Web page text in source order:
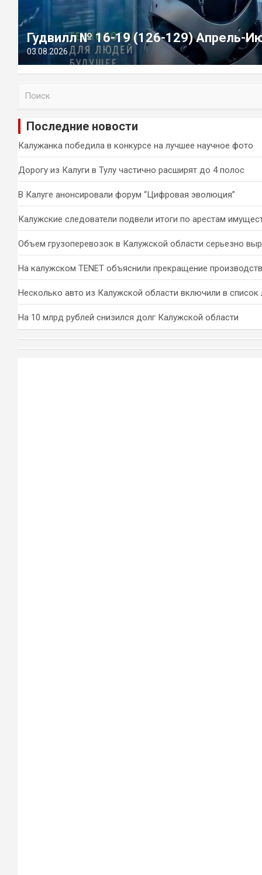
Гудвилл № 16-19 (126-129) Апрель-
03.08.2026
и
Последние новости
Калужанка победила в конкурсе на лучшее научное фото
Дорогу из Калуги в Тулу частично расширят до 4 полос
В Калуге анонсировали форум “Цифровая эволюция”
Калужские следователи подвели итоги по арестам
Объем грузоперевозок в Калужской области серьезно
На калужском TENET объяснили прекращение
Несколько авто из Калужской области включили в список
На 10 млрд рублей снизился долг Калужской области